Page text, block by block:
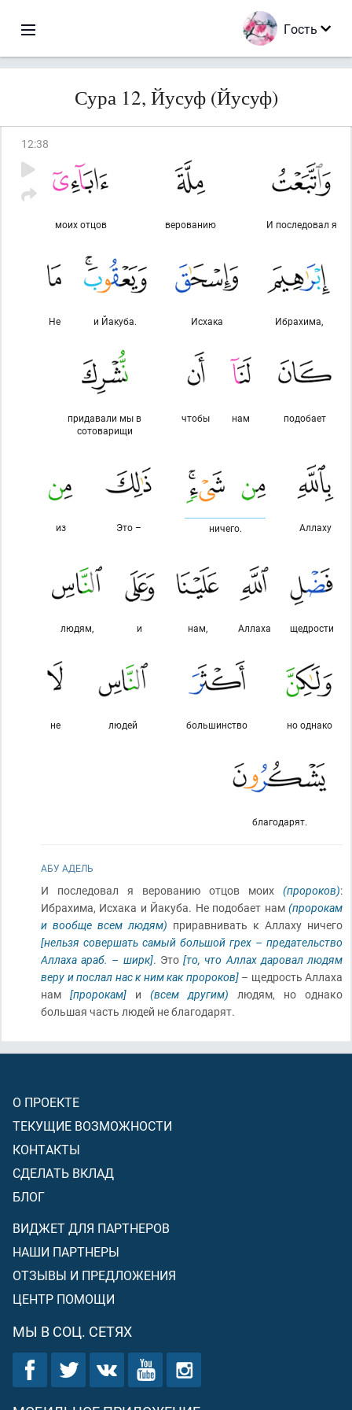
Гость
Сура 12, Йусуф (Йусуф)
12:38
И последовал я
верованию
моих отцов
Ибрахима,
Исхака
и Йакуба.
Не
подобает
нам
чтобы
придавали мы в
сотоварищи
Аллаху
ничего.
Это –
из
щедрости
Аллаха
нам,
и
людям,
но однако
большинство
людей
не
благодарят.
АБУ АДЕЛЬ
И последовал я верованию отцов моих (пророков):
Ибрахима, Исхака и Йакуба. Не подобает нам (пророкам
и вообще всем людям) приравнивать к Аллаху ничего
[нельзя совершать самый большой грех – предательство
Аллахаараб. – ширк]. Это[то, что Аллах даровал людям
веру и послал нас к ним как пророков]– щедрость Аллаха
нам [пророкам] и (всем другим) людям, но однако
большая часть людей не благодарят.
О ПРОЕКТЕ
ТЕКУЩИЕ ВОЗМОЖНОСТИ
КОНТАКТЫ
СДЕЛАТЬ ВКЛАД
БЛОГ
ВИДЖЕТ ДЛЯ ПАРТНЕРОВ
НАШИ ПАРТНЕРЫ
ОТЗЫВЫ И ПРЕДЛОЖЕНИЯ
ЦЕНТР ПОМОЩИ
МЫ В СОЦ. СЕТЯХ